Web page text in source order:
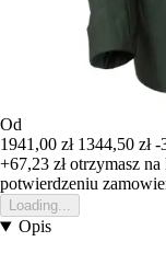
Od
1941,00 zł 1344,50 zł -
+67,23 złotrzymasz na
potwierdzeniu
Loading...
Opis